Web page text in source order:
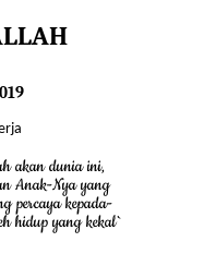
akan dunia ini,
Anak-Nya yang
percaya kepada-
hidup yang kekal`